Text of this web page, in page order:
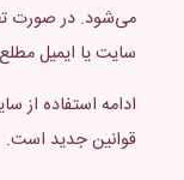
می‌شود. در صورت
سایت یا ایمیل
ادامه استفاده از
قوانین جدید است.